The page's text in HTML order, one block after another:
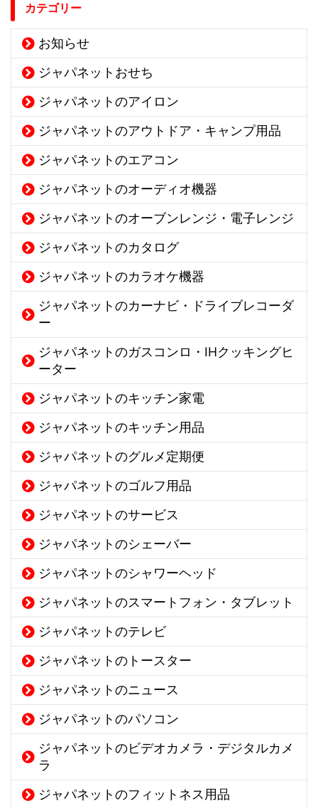
カテゴリー
お知らせ
ジャパネットおせち
ジャパネットのアイロン
ジャパネットのアウトドア・キャンプ用品
ジャパネットのエアコン
ジャパネットのオーディオ機器
ジャパネットのオーブンレンジ・電子レンジ
ジャパネットのカタログ
ジャパネットのカラオケ機器
ジャパネットのカーナビ・ドライブレコーダ
ー
ジャパネットのガスコンロ・IHクッキングヒ
ーター
ジャパネットのキッチン家電
ジャパネットのキッチン用品
ジャパネットのグルメ定期便
ジャパネットのゴルフ用品
ジャパネットのサービス
ジャパネットのシェーバー
ジャパネットのシャワーヘッド
ジャパネットのスマートフォン・タブレット
ジャパネットのテレビ
ジャパネットのトースター
ジャパネットのニュース
ジャパネットのパソコン
ジャパネットのビデオカメラ・デジタルカメ
ラ
ジャパネットのフィットネス用品